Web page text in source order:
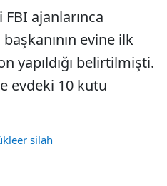
ajanlarınca
evine ilk
yapıldığı belirtilmişti.
evdeki 10 kutu
silah